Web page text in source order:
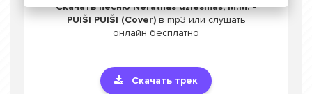
Скачать песню Nerātnās dziesmas, M.M. -
PUIŠI PUIŠI (Cover)в mp3 или слушать
онлайн бесплатно
Скачать трек